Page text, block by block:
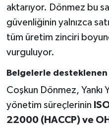
aktarıyor. Dönmez bu
güvenliğinin yalnızca
tüm üretim zinciri
vurguluyor.
Belgelerle desteklenen
Coşkun Dönmez, Yankı
yönetim süreçlerinin
22000 (HACCP) ve